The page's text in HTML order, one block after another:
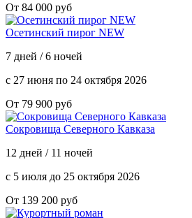
От 84 000 руб
Осетинский пирог NEW
7 дней / 6 ночей
с 27 июня по 24 октября 2026
От 79 900 руб
Сокровища Северного Кавказа
12 дней / 11 ночей
с 5 июля до 25 октября 2026
От 139 200 руб